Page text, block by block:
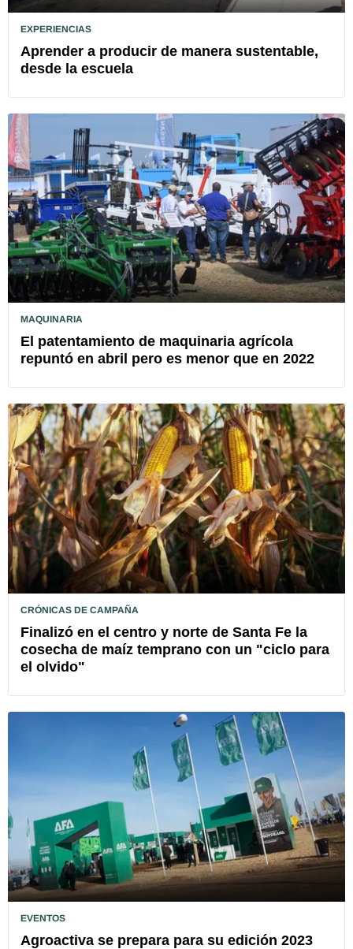
EXPERIENCIAS
Aprender a producir de manera sustentable,
desde la escuela
MAQUINARIA
El patentamiento de maquinaria agrícola
repuntó en abril pero es menor que en 2022
CRÓNICAS DE CAMPAÑA
Finalizó en el centro y norte de Santa Fe la
cosecha de maíz temprano con un "ciclo para
el olvido"
EVENTOS
Agroactiva se prepara para su edición 2023